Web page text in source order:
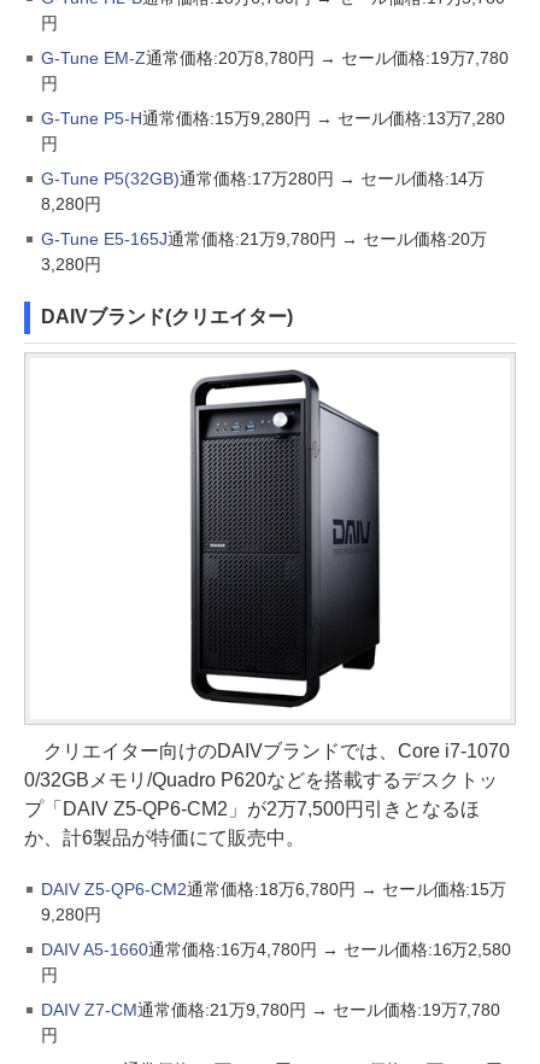
円
G-Tune EM-Z通常価格:20万8,780円 → セール価格:19万7,780
円
G-Tune P5-H通常価格:15万9,280円 → セール価格:13万7,280
円
G-Tune P5(32GB)通常価格:17万280円 → セール価格:14万
8,280円
G-Tune E5-165J通常価格:21万9,780円 → セール価格:20万
3,280円
DAIVブランド(クリエイター)
クリエイター向けのDAIVブランドでは、Core i7-1070
0/32GBメモリ/Quadro P620などを搭載するデスクトッ
プ「DAIV Z5-QP6-CM2」が2万7,500円引きとなるほ
か、計6製品が特価にて販売中。
DAIV Z5-QP6-CM2通常価格:18万6,780円 → セール価格:15万
9,280円
DAIV A5-1660通常価格:16万4,780円 → セール価格:16万2,580
円
DAIV Z7-CM通常価格:21万9,780円 → セール価格:19万7,780
円